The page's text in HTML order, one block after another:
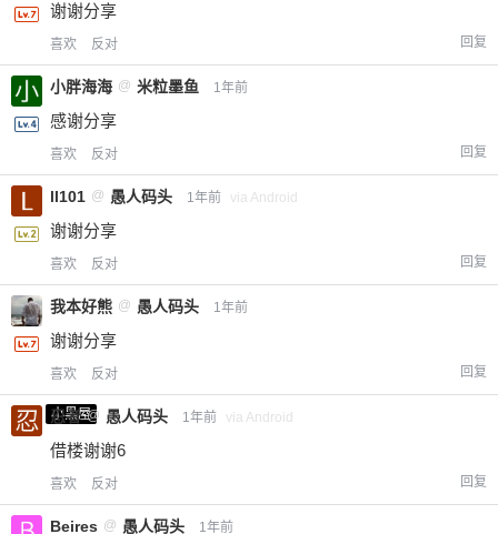
谢谢分享
喜欢 反对 回复
小胖海海 @ 米粒墨鱼 1年前
感谢分享
喜欢 反对 回复
ll101 @ 愚人码头 1年前 via Android
谢谢分享
喜欢 反对 回复
我本好熊 @ 愚人码头 1年前
谢谢分享
喜欢 反对 回复
小黑屋
忍者 @ 愚人码头 1年前 via Android
借楼谢谢6
喜欢 反对 回复
Beires @ 愚人码头 1年前